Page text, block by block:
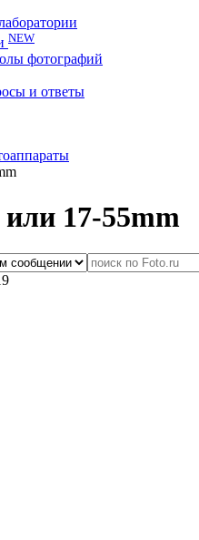
NEW
фотографий
и ответы
17-55mm